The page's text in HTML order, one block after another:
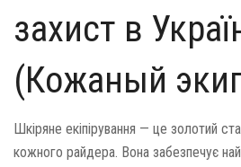
захист в
(Кожаный
Шкіряне екіпірування — це золотий
кожного райдера. Вона забезпечує